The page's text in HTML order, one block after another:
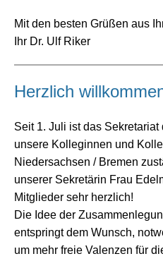
Mit den besten Grüßen aus
Ihr Dr. Ulf Riker
Herzlich
Seit 1. Juli ist das
unsere Kolleginnen und
Niedersachsen / Bremen
unserer Sekretärin Frau
Mitglieder sehr herzlich!
Die Idee der
entspringt dem Wunsch,
um mehr freie Valenzen für